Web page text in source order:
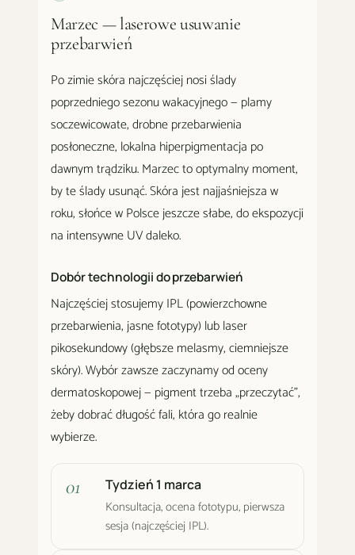
Marzec — laserowe usuwanie
przebarwień
Po zimie skóra najczęściej nosi ślady
poprzedniego sezonu wakacyjnego — plamy
soczewicowate, drobne przebarwienia
posłoneczne, lokalna hiperpigmentacja po
dawnym trądziku. Marzec to optymalny moment,
by te ślady usunąć. Skóra jest najjaśniejsza w
roku, słońce w Polsce jeszcze słabe, do ekspozycji
na intensywne UV daleko.
Dobór technologii do przebarwień
Najczęściej stosujemy IPL (powierzchowne
przebarwienia, jasne fototypy) lub laser
pikosekundowy (głębsze melasmy, ciemniejsze
skóry). Wybór zawsze zaczynamy od oceny
dermatoskopowej — pigment trzeba „przeczytać",
żeby dobrać długość fali, która go realnie
wybierze.
Tydzień 1 marca
Konsultacja, ocena fototypu, pierwsza
sesja (najczęściej IPL).